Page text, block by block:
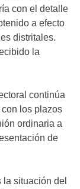
con el detalle
a efecto
distritales.
la
continúa
los plazos
ordinaria a
de
situación del